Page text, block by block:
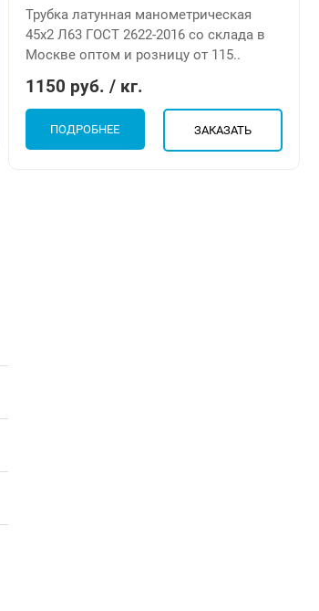
Трубка латунная манометрическая
45х2 Л63 ГОСТ 2622-2016 со склада в
Москве оптом и розницу от 115..
1150 руб. / кг.
ПОДРОБНЕЕ ЗАКАЗАТЬ